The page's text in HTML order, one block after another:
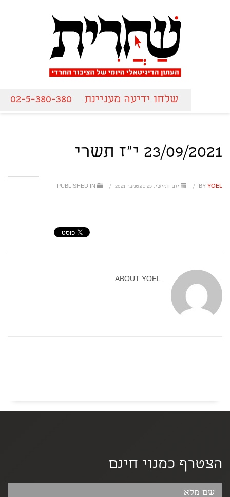
שלחו ידיעה מעניינת 02-5-380-380
23/09/2021 י"ז תשרי
BY YOEL
/ יום חמישי, 23 ספטמבר 2021 /
ABOUT YOEL
הצטרף כמנוי חינם